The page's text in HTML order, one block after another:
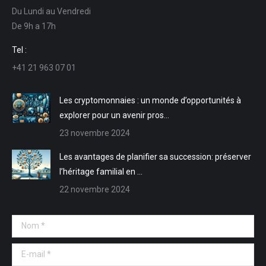
s'ouvre
dans
une
s'ouvre
dans
mail Web
Du Lundi au Vendredi
De 9h a 17h
Tel :
+41 21 963 07 01
Les cryptomonnaies : un monde d’opportunités à
explorer pour un avenir pros…
23 novembre 2024
Les avantages de planifier sa succession: préserver
l’héritage familial en …
22 novembre 2024
Nom *
E-mail *